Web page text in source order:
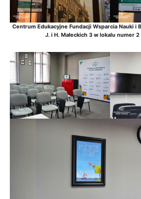
Centrum Edukacyjne Fundacji Wsparcia Nauki i
J. i H. Małeckich 3 w lokalu numer 2